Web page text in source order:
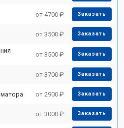
от 4700 ₽ Заказать
от 3500 ₽ Заказать
от 3500 ₽ Заказать
от 3700 ₽ Заказать
от 2900 ₽ Заказать
от 3000 ₽ Заказать